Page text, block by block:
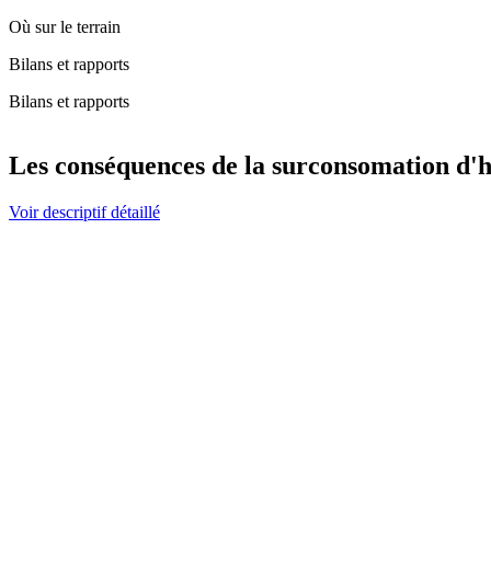
Où sur le terrain
Bilans et rapports
Bilans et rapports
Les conséquences de la surconsomation
Voir descriptif détaillé